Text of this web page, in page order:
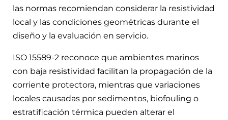
las normas recomiendan considerar la resistividad
local y las condiciones geométricas durante el
diseño y la evaluación en servicio.
ISO 15589-2 reconoce que ambientes marinos
con baja resistividad facilitan la propagación de la
corriente protectora, mientras que variaciones
locales causadas por sedimentos, biofouling o
estratificación térmica pueden alterar el